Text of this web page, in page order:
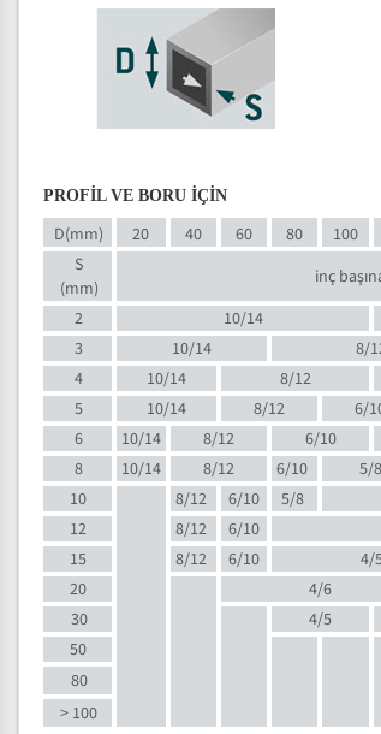
PROFİL VE BORU İÇİN
D(mm) 20 40 60 80 100
S
(mm)
inç
2
10/14
3
10/14 8/
4
10/14 8/12
5
10/14 8/12 6/
6
10/14 8/12 6/10
8
10/14 8/12 6/10 5/8
10
8/12 6/10 5/8
12
8/12 6/10
15
8/12 6/10 4/
20
4/6
30
4/5
50
80
> 100